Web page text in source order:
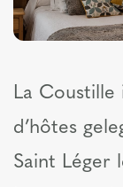
La Coustille
d’hôtes
Saint Léger